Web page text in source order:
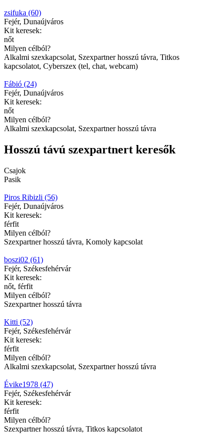
zsifuka (60)
Fejér, Dunaújváros
Kit keresek:
nőt
Milyen célból?
Alkalmi szexkapcsolat, Szexpartner hosszú távra, Titkos
kapcsolatot, Cyberszex (tel, chat, webcam)
Fábió (24)
Fejér, Dunaújváros
Kit keresek:
nőt
Milyen célból?
Alkalmi szexkapcsolat, Szexpartner hosszú távra
Hosszú távú szexpartnert keresők
Csajok
Pasik
Piros Ribizli (56)
Fejér, Dunaújváros
Kit keresek:
férfit
Milyen célból?
Szexpartner hosszú távra, Komoly kapcsolat
boszi02 (61)
Fejér, Székesfehérvár
Kit keresek:
nőt, férfit
Milyen célból?
Szexpartner hosszú távra
Kitti (52)
Fejér, Székesfehérvár
Kit keresek:
férfit
Milyen célból?
Alkalmi szexkapcsolat, Szexpartner hosszú távra
Évike1978 (47)
Fejér, Székesfehérvár
Kit keresek:
férfit
Milyen célból?
Szexpartner hosszú távra, Titkos kapcsolatot